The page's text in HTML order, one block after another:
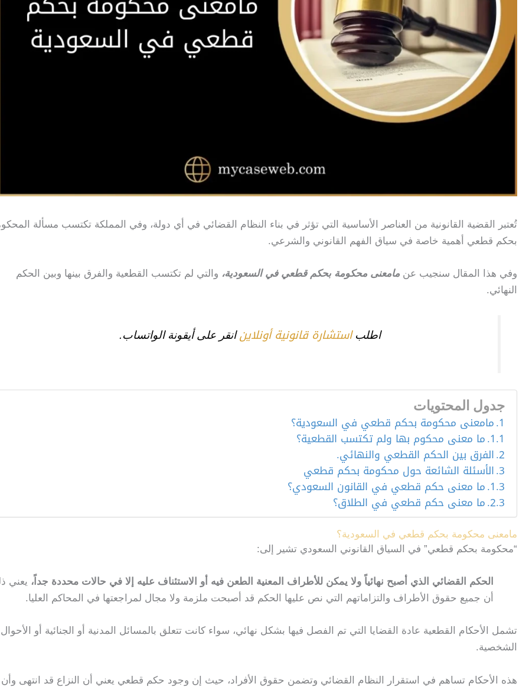
تُعتبر القضية القانونية من العناصر الأساسية التي تؤثر في بناء النظام القضائي في أي دولة، وفي المملكة تكتسب مسألة
بحكم قطعي أهمية خاصة في سياق الفهم القانوني والشرعي.
وفي هذا المقال سنجيب عن مامعنى محكومة بحكم قطعي في السعودية، والتي لم تكتسب القطعية والفرق بينها وبين الحكم
النهائي.
اطلباستشارة قانونية أونلاينانقر على أيقونة الواتساب.
جدول المحتويات
مامعنى محكومة بحكم قطعي في السعودية؟
ما معنى محكوم بها ولم تكتسب القطعية؟
الفرق بين الحكم القطعي والنهائي.
الأسئلة الشائعة حول محكومة بحكم قطعي
ما معنى حكم قطعي في القانون السعودي؟
ما معنى حكم قطعي في الطلاق؟
مامعنى محكومة بحكم قطعي في السعودية؟
“محكومة بحكم قطعي” في السياق القانوني السعودي تشير إلى:
الحكم القضائي الذي أصبح نهائياً ولا يمكن للأطراف المعنية الطعن فيه أو الاستئناف عليه إلا في حالات محددة جداً، يعني
أن جميع حقوق الأطراف والتزاماتهم التي نص عليها الحكم قد أصبحت ملزمة ولا مجال لمراجعتها في المحاكم العليا.
تشمل الأحكام القطعية عادة القضايا التي تم الفصل فيها بشكل نهائي، سواء كانت تتعلق بالمسائل المدنية أو الجنائية أو الأحوال
الشخصية.
هذه الأحكام تساهم في استقرار النظام القضائي وتضمن حقوق الأفراد، حيث إن وجود حكم قطعي يعني أن النزاع قد انتهى وأن